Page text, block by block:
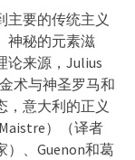
主要的传统主义
神秘的元素滋
论来源，Julius
术与神圣罗马和
，意大利的正义
）（译者
）、Guenon和葛